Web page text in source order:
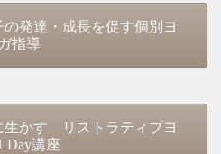
発達・成長を促す個別ヨ
ガ指導
生かす リストラティブヨ
Day講座